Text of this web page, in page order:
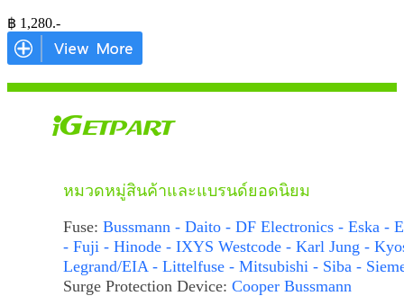
฿ 1,280.-
หมวดหมู่สินค้าและแบรนด์ยอดนิยม
Fuse: Bussmann - Daito - DF Electronics - Eska -
- Fuji - Hinode - IXYS Westcode - Karl Jung -
Legrand/EIA - Littelfuse - Mitsubishi - Siba -
Surge Protection Device: Cooper Bussmann